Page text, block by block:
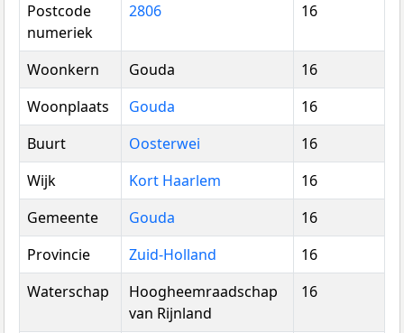
Postcode
numeriek
2806 16
Woonkern Gouda
16
Woonplaats
Gouda
16
Buurt
Oosterwei
16
Wijk
Kort Haarlem
16
Gemeente
Gouda
16
Provincie
Zuid-Holland
16
Waterschap
Hoogheemraadschap
van Rijnland
16